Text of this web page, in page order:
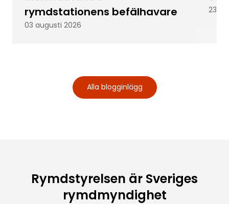
rymdstationens befälhavare
03 augusti 2026
23
Alla blogginlägg
Rymdstyrelsen är Sveriges
rymdmyndighet